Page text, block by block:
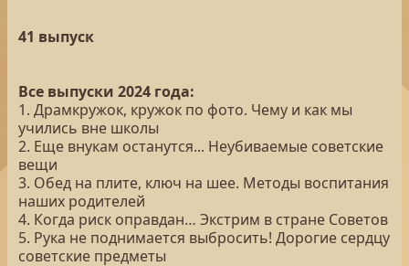
41 выпуск
Все выпуски 2024 года:
1. Драмкружок, кружок по фото. Чему и как мы
учились вне школы
2. Еще внукам останутся... Неубиваемые советские
вещи
3. Обед на плите, ключ на шее. Методы воспитания
наших родителей
4. Когда риск оправдан… Экстрим в стране Советов
5. Рука не поднимается выбросить! Дорогие сердцу
советские предметы